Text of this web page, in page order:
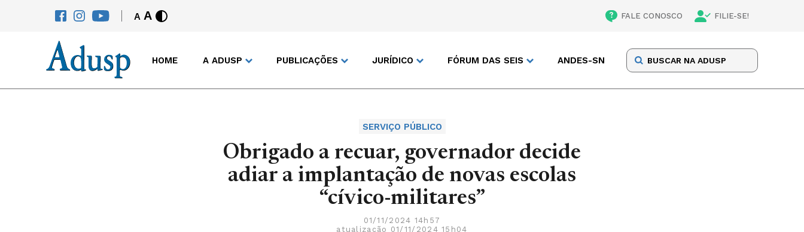
A A FALE CONOSCO FILIE-SE!
HOME A ADUSP PUBLICAÇÕES JURÍDICO FÓRUM DAS SEIS ANDES-SN
SERVIÇO PÚBLICO
Obrigado a recuar, governador decide
adiar a implantação de novas escolas
“cívico-militares”
01/11/2024 14h57
atualização 01/11/2024 15h04